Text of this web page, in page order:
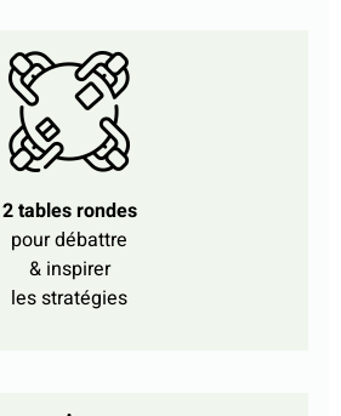
2 tables rondes
pour débattre
& inspirer
les stratégies